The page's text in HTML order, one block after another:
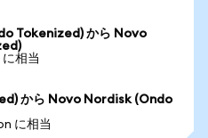
Tokenized) から Novo
に相当
から Novo Nordisk (Ondo
に相当